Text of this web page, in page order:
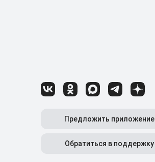
Предложить приложение
Обратиться в поддержку